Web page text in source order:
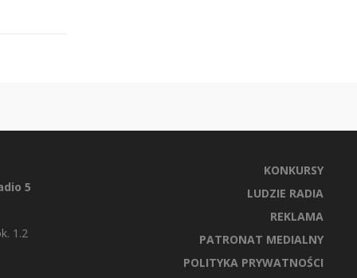
5
1.2
KONKURSY
LUDZIE RADIA
REKLAMA
PATRONAT MEDIALNY
POLITYKA PRYWATNOŚCI